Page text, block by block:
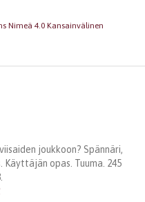
Nimeä 4.0 Kansainvälinen
joukkoon? Spännäri,
Käyttäjän opas. Tuuma. 245